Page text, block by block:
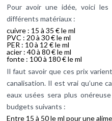
Pour avoir une idée, voici
différents matériaux :
cuivre : 15 à 35 € le ml
PVC : 20 à 30 € le ml
PER : 10 à 12 € le ml
acier : 40 à 80 € le ml
fonte : 100 à 180 € le ml
Il faut savoir que ces prix
canalisation. Il est vrai qu’une
eaux usées sera plus
budgets suivants :
Entre 15 à 50 le ml pour une